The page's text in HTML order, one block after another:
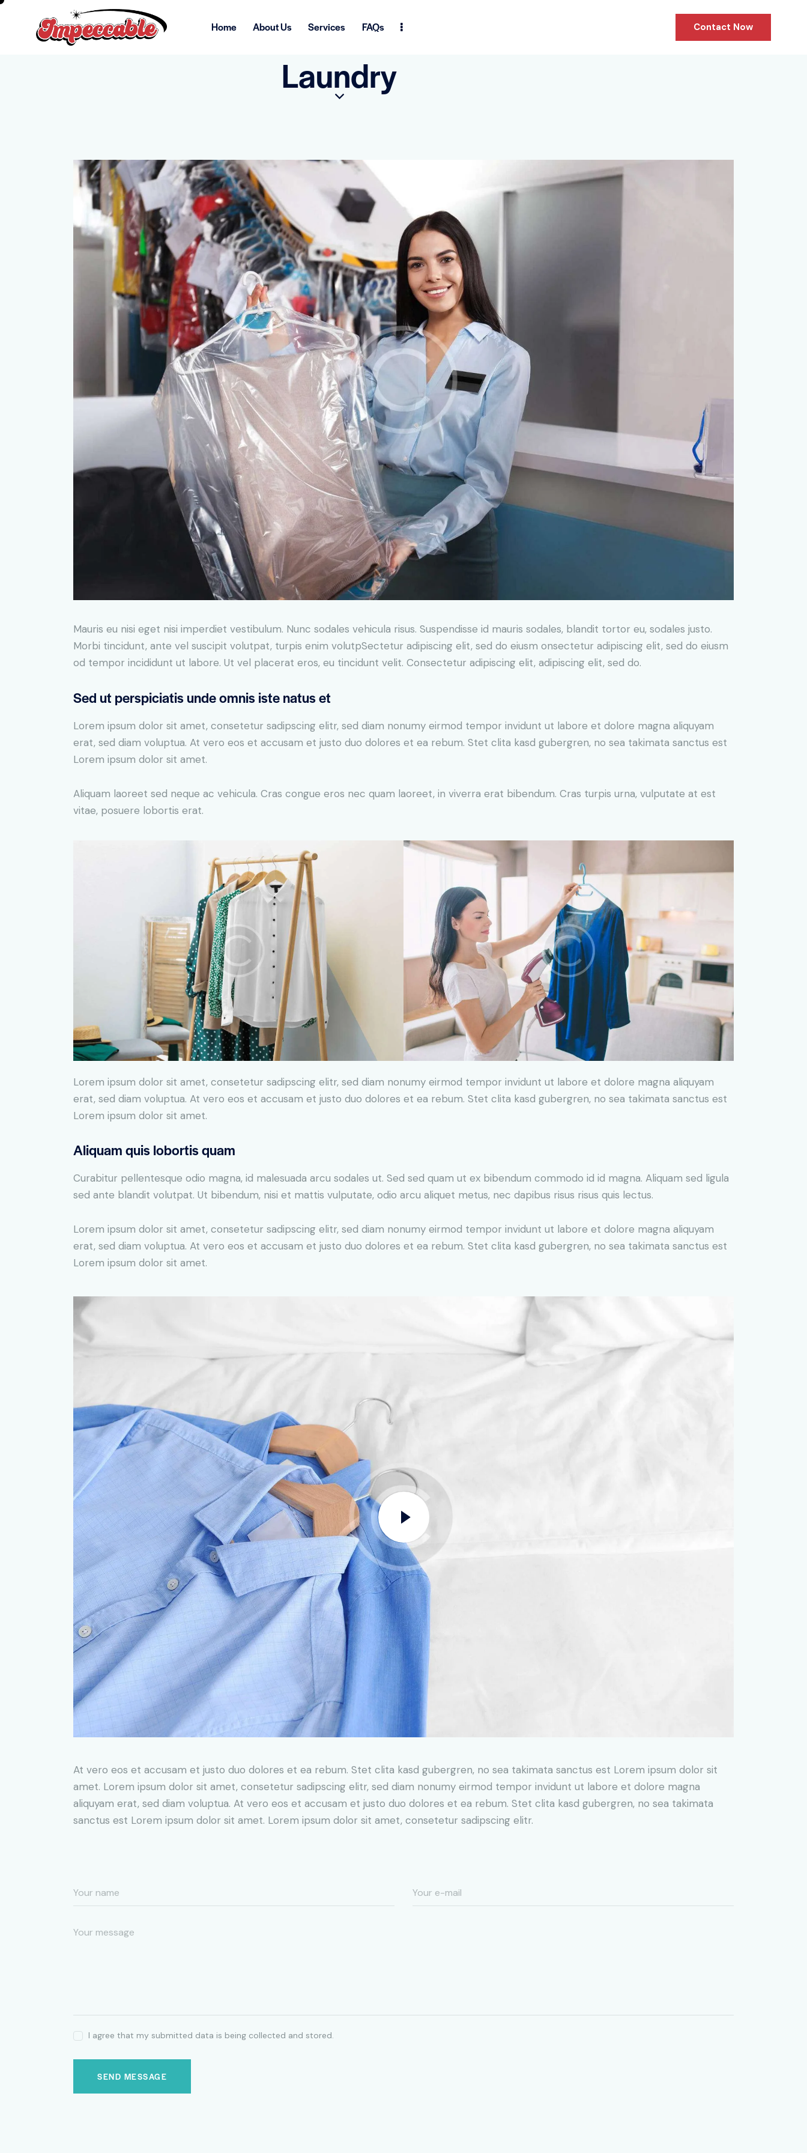
Home About Us Services FAQs Contact Now
Laundry
Mauris eu nisi eget nisi imperdiet vestibulum. Nunc sodales vehicula risus. Suspendisse id mauris sodales, blandit tortor eu, sodales justo.
Morbi tincidunt, ante vel suscipit volutpat, turpis enim volutpSectetur adipiscing elit, sed do eiusm onsectetur adipiscing elit, sed do eiusm
od tempor incididunt ut labore. Ut vel placerat eros, eu tincidunt velit. Consectetur adipiscing elit, adipiscing elit, sed do.
Sed ut perspiciatis unde omnis iste natus et
Lorem ipsum dolor sit amet, consetetur sadipscing elitr, sed diam nonumy eirmod tempor invidunt ut labore et dolore magna aliquyam
erat, sed diam voluptua. At vero eos et accusam et justo duo dolores et ea rebum. Stet clita kasd gubergren, no sea takimata sanctus est
Lorem ipsum dolor sit amet.
Aliquam laoreet sed neque ac vehicula. Cras congue eros nec quam laoreet, in viverra erat bibendum. Cras turpis urna, vulputate at est
vitae, posuere lobortis erat.
Lorem ipsum dolor sit amet, consetetur sadipscing elitr, sed diam nonumy eirmod tempor invidunt ut labore et dolore magna aliquyam
erat, sed diam voluptua. At vero eos et accusam et justo duo dolores et ea rebum. Stet clita kasd gubergren, no sea takimata sanctus est
Lorem ipsum dolor sit amet.
Aliquam quis lobortis quam
Curabitur pellentesque odio magna, id malesuada arcu sodales ut. Sed sed quam ut ex bibendum commodo id id magna. Aliquam sed ligula
sed ante blandit volutpat. Ut bibendum, nisi et mattis vulputate, odio arcu aliquet metus, nec dapibus risus risus quis lectus.
Lorem ipsum dolor sit amet, consetetur sadipscing elitr, sed diam nonumy eirmod tempor invidunt ut labore et dolore magna aliquyam
erat, sed diam voluptua. At vero eos et accusam et justo duo dolores et ea rebum. Stet clita kasd gubergren, no sea takimata sanctus est
Lorem ipsum dolor sit amet.
At vero eos et accusam et justo duo dolores et ea rebum. Stet clita kasd gubergren, no sea takimata sanctus est Lorem ipsum dolor sit
amet. Lorem ipsum dolor sit amet, consetetur sadipscing elitr, sed diam nonumy eirmod tempor invidunt ut labore et dolore magna
aliquyam erat, sed diam voluptua. At vero eos et accusam et justo duo dolores et ea rebum. Stet clita kasd gubergren, no sea takimata
sanctus est Lorem ipsum dolor sit amet. Lorem ipsum dolor sit amet, consetetur sadipscing elitr.
I agree that my submitted data is being collected and stored.
SEND MESSAGE